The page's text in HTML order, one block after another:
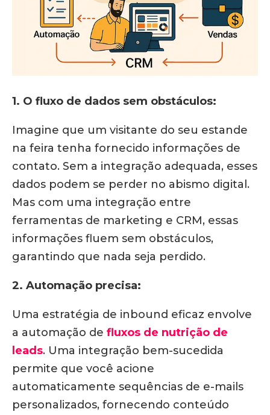
1. O fluxo de dados sem obstáculos:
Imagine que um visitante do seu estande
na feira tenha fornecido informações de
contato. Sem a integração adequada, esses
dados podem se perder no abismo digital.
Mas com uma integração entre
ferramentas de marketing e CRM, essas
informações fluem sem obstáculos,
garantindo que nada seja perdido.
2. Automação precisa:
Uma estratégia de inbound eficaz envolve
a automação de fluxos de nutrição de
leads. Uma integração bem-sucedida
permite que você acione
automaticamente sequências de e-mails
personalizados, fornecendo conteúdo